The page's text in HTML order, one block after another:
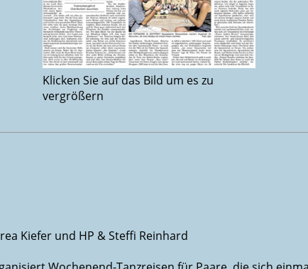
Klicken Sie auf das Bild um es zu
vergrößern
Kiefer und HP & Steffi Reinhard